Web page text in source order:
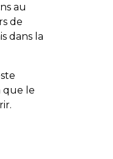
au
de
dans la
que le